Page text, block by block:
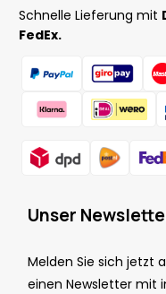
Schnelle Lieferung mit
FedEx.
Unser
Melden Sie sich jetzt
einen Newsletter mit